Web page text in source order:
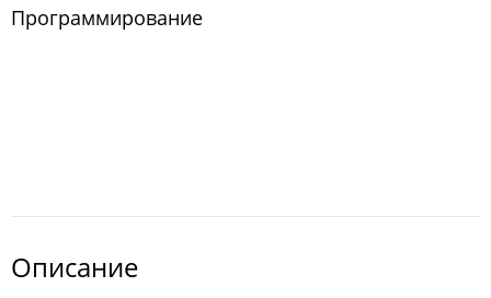
Программирование
Описание